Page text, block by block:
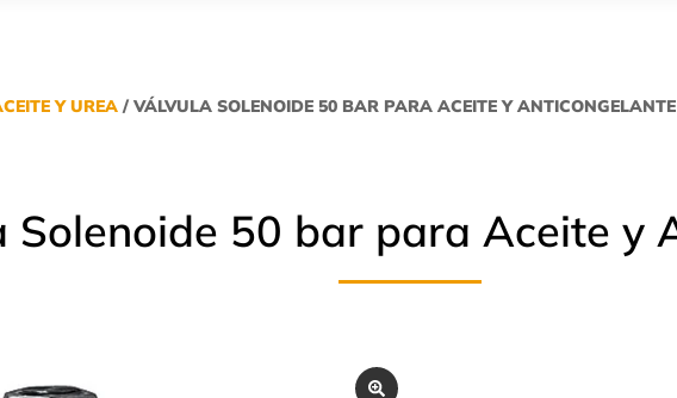
Y UREA / VÁLVULA SOLENOIDE 50 BAR PARA ACEITE Y ANTICONGELANTE
Solenoide 50 bar para Aceite y